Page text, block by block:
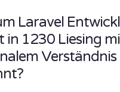
Laravel
in 1230 Liesing
Verständnis